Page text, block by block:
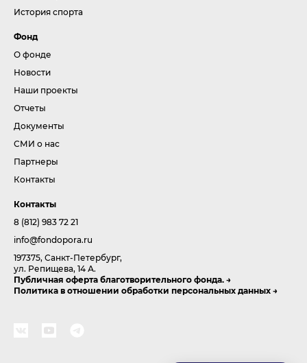
История спорта
Фонд
О фонде
Новости
Наши проекты
Отчеты
Документы
СМИ о нас
Партнеры
Контакты
Контакты
8 (812) 983 72 21
info@fondopora.ru
197375, Санкт-Петербург,
ул. Репищева, 14 А.
Публичная оферта благотворительного фонда.
Политика в отношении обработки персональных данных